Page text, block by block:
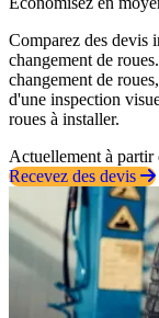
Comparez des devis
changement de
changement de
d'une inspection
roues à installer.
Actuellement à partir
Recevez des devis